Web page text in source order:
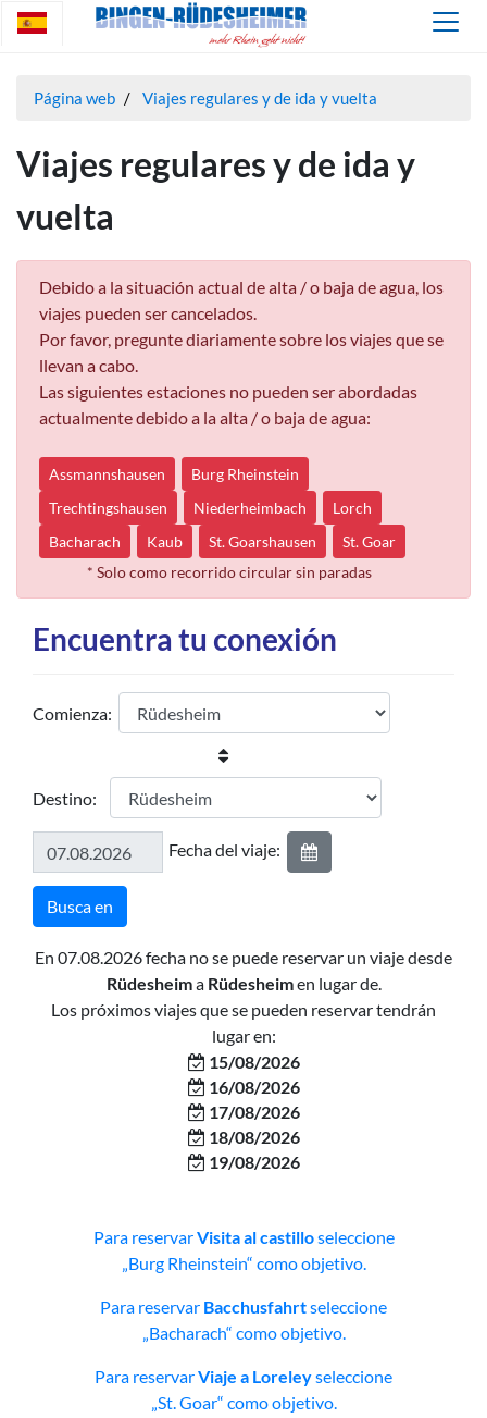
Página web Viajes regulares y de ida y vuelta
Viajes regulares y de ida y
vuelta
Debido a la situación actual de alta / o baja de agua, los
viajes pueden ser cancelados.
Por favor, pregunte diariamente sobre los viajes que se
llevan a cabo.
Las siguientes estaciones no pueden ser abordadas
actualmente debido a la alta / o baja de agua:
Assmannshausen
Burg Rheinstein
Trechtingshausen
Niederheimbach
Lorch
Bacharach
Kaub St. Goarshausen
St. Goar
* Solo como recorrido circular sin paradas
Encuentra tu conexión
Comienza:
Destino:
Fecha del viaje:
En 07.08.2026 fecha no se puede reservar un viaje desde
Rüdesheima Rüdesheimen lugar de.
Los próximos viajes que se pueden reservar tendrán
lugar en:
15/08/2026
16/08/2026
17/08/2026
18/08/2026
19/08/2026
Para reservarVisita al castilloseleccione
„Burg Rheinstein“ como objetivo.
Para reservar Bacchusfahrtseleccione
„Bacharach“ como objetivo.
Para reservarViaje a Loreleyseleccione
„St. Goar“ como objetivo.